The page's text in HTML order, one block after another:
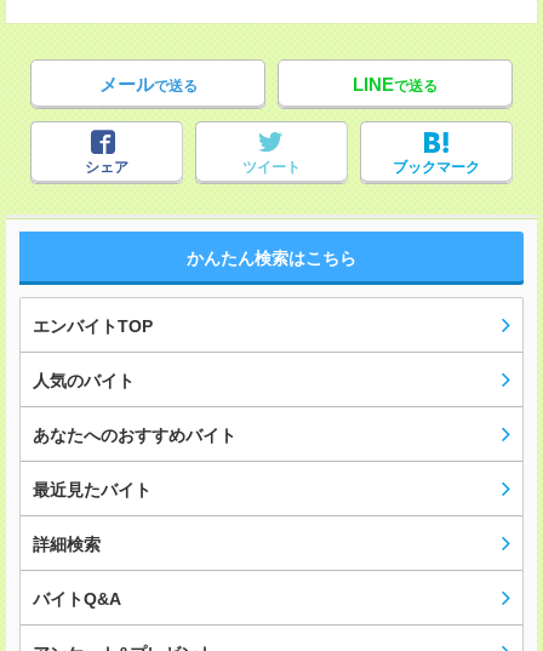
メールで送る LINEで送る
シェア ツイート ブックマーク
かんたん検索はこちら
エンバイトTOP
人気のバイト
あなたへのおすすめバイト
最近見たバイト
詳細検索
バイトQ&A